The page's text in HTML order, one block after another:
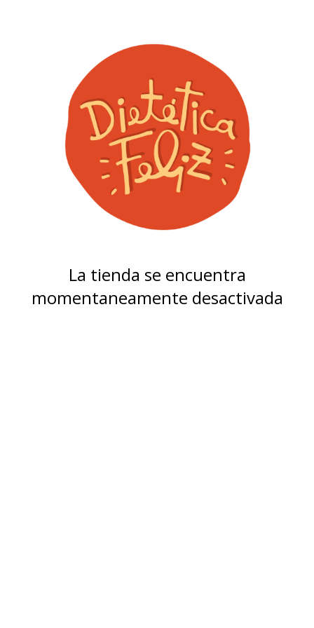
La tienda se encuentra
momentaneamente desactivada